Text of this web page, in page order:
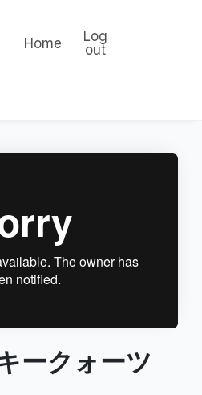
Home
Log
out
ークォーツ